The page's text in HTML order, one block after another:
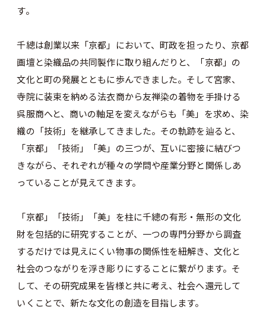
す。
千總は創業以来「京都」において、町政を担ったり、京都
画壇と染織品の共同製作に取り組んだりと、「京都」の
文化と町の発展とともに歩んできました。そして宮家、
寺院に装束を納める法衣商から友禅染の着物を手掛ける
呉服商へと、商いの軸足を変えながらも「美」を求め、染
織の「技術」を継承してきました。その軌跡を辿ると、
「京都」「技術」「美」の三つが、互いに密接に結びつ
きながら、それぞれが種々の学問や産業分野と関係しあ
っていることが見えてきます。
「京都」「技術」「美」を柱に千總の有形・無形の文化
財を包括的に研究することが、一つの専門分野から調査
するだけでは見えにくい物事の関係性を紐解き、文化と
社会のつながりを浮き彫りにすることに繋がります。そ
して、その研究成果を皆様と共に考え、社会へ還元して
いくことで、新たな文化の創造を目指します。